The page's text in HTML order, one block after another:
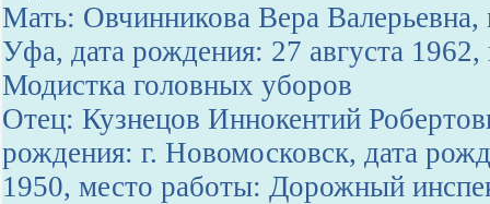
Мать: Овчинникова Вера Валерьевна,
Уфа, дата рождения: 27 августа
Модистка головных уборов
Отец: Кузнецов Иннокентий
рождения: г. Новомосковск, дата
1950, место работы: Дорожный